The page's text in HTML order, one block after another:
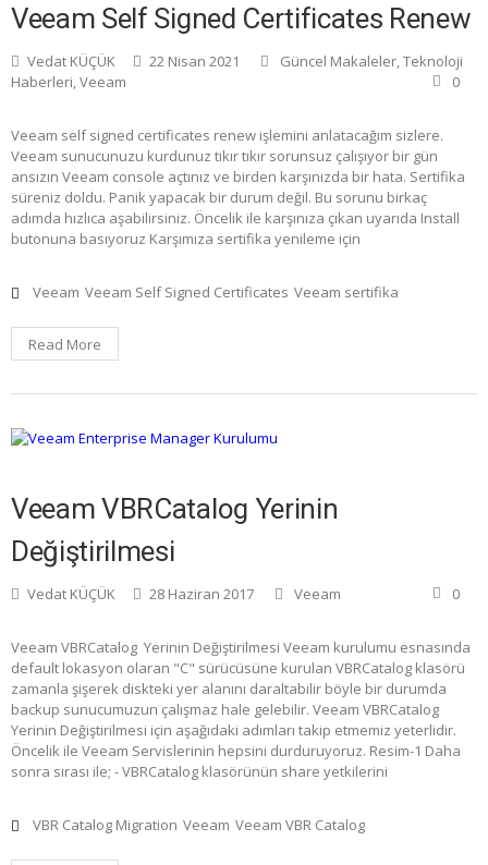
Veeam Self Signed Certificates Renew
Vedat KÜÇÜK 22 Nisan 2021 Güncel Makaleler,Teknoloji
Haberleri,Veeam 0
Veeam self signed certificates renew işlemini anlatacağım sizlere.
Veeam sunucunuzu kurdunuz tıkır tıkır sorunsuz çalışıyor bir gün
ansızın Veeam console açtınız ve birden karşınızda bir hata. Sertifika
süreniz doldu. Panik yapacak bir durum değil. Bu sorunu birkaç
adımda hızlıca aşabilirsiniz. Öncelik ile karşınıza çıkan uyarıda Install
butonuna basıyoruz Karşımıza sertifika yenileme için
Veeam Veeam Self Signed Certificates Veeam sertifika
Read More
Veeam VBRCatalog Yerinin
Değiştirilmesi
Vedat KÜÇÜK 28 Haziran 2017 Veeam 0
Veeam VBRCatalog Yerinin Değiştirilmesi Veeam kurulumu esnasında
default lokasyon olaran "C" sürücüsüne kurulan VBRCatalog klasörü
zamanla şişerek diskteki yer alanını daraltabilir böyle bir durumda
backup sunucumuzun çalışmaz hale gelebilir. Veeam VBRCatalog
Yerinin Değiştirilmesi için aşağıdaki adımları takip etmemiz yeterlidir.
Öncelik ile Veeam Servislerinin hepsini durduruyoruz. Resim-1 Daha
sonra sırası ile; - VBRCatalog klasörünün share yetkilerini
VBR Catalog Migration Veeam Veeam VBR Catalog